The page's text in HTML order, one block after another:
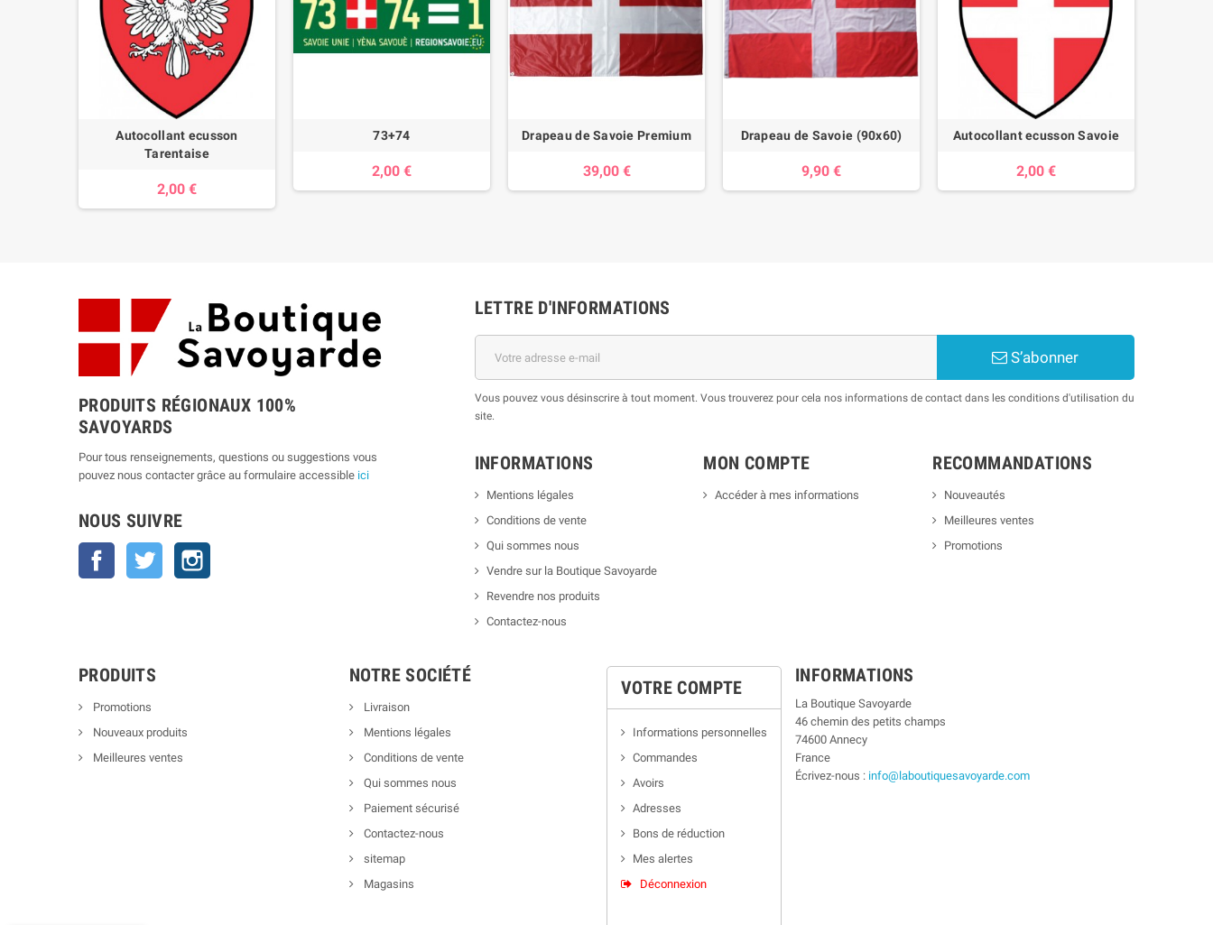
Autocollant ecusson
Tarentaise
2,00 €
73+74
2,00 €
Drapeau de Savoie Premium
39,00 €
Drapeau de Savoie (90x60)
9,90 €
Autocollant ecusson Savoie
2,00 €
PRODUITS RÉGIONAUX 100%
SAVOYARDS
Pour tous renseignements, questions ou suggestions vous
pouvez nous contacter grâce au formulaire accessible ici
NOUS SUIVRE
Facebook Twitter
LETTRE D'INFORMATIONS
S’abonner
Vous pouvez vous désinscrire à tout moment. Vous trouverez pour cela nos informations de contact dans les conditions d'utilisation du
site.
INFORMATIONS
Mentions légales
Conditions de vente
Qui sommes nous
Vendre sur la Boutique Savoyarde
Revendre nos produits
Contactez-nous
MON COMPTE
Accéder à mes informations
RECOMMANDATIONS
Nouveautés
Meilleures ventes
Promotions
PRODUITS
Promotions
Nouveaux produits
Meilleures ventes
NOTRE SOCIÉTÉ
Livraison
Mentions légales
Conditions de vente
Qui sommes nous
Paiement sécurisé
Contactez-nous
sitemap
Magasins
VOTRE COMPTE
Informations personnelles
Commandes
Avoirs
Adresses
Bons de réduction
Mes alertes
Déconnexion
INFORMATIONS
La Boutique Savoyarde
46 chemin des petits champs
74600 Annecy
France
Écrivez-nous : info@laboutiquesavoyarde.com